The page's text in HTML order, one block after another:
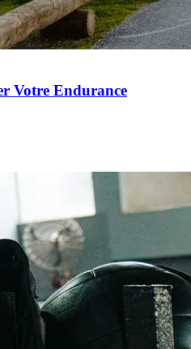
Votre Endurance